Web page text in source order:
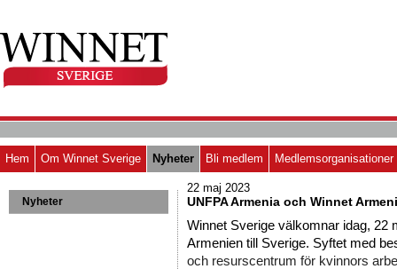
Hem Om Winnet Sverige Nyheter Bli medlem Medlemsorganisationer
Nyheter
22 maj 2023
UNFPA Armenia och Winnet
Winnet Sverige välkomnar idag, 22
Armenien till Sverige. Syftet med
och resurscentrum för kvinnors